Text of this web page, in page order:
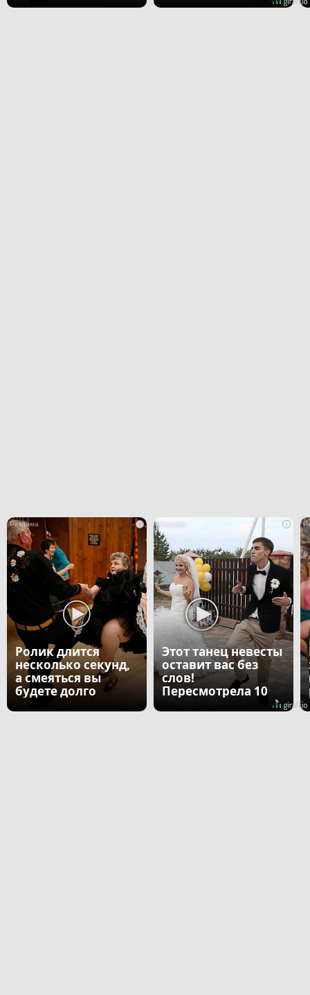
i
Ролик длится
несколько секунд,
а смеяться вы
будете долго
i
Этот танец невесты
оставит вас без
слов!
Пересмотрела 10